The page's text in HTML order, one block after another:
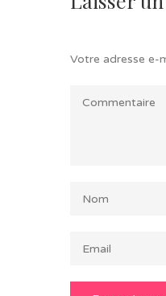
Votre adresse e-